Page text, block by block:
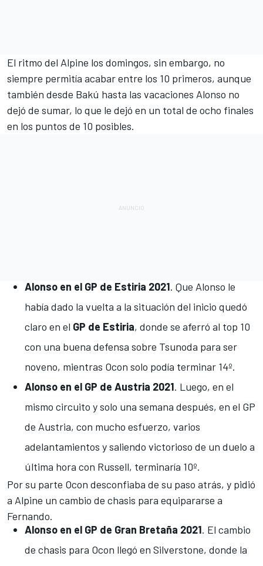
El ritmo del Alpine los domingos, sin embargo, no
siempre permitía acabar entre los 10 primeros, aunque
también desde Bakú hasta las vacaciones Alonso no
dejó de sumar, lo que le dejó en un total de ocho finales
en los puntos de 10 posibles.
Alonso en el GP de Estiria 2021. Que Alonso le
había dado la vuelta a la situación del inicio quedó
claro en el GP de Estiria, donde se aferró al top 10
con una buena defensa sobre Tsunoda para ser
noveno, mientras Ocon solo podía terminar 14º.
Alonso en el GP de Austria 2021. Luego, en el
mismo circuito y solo una semana después, en el GP
de Austria, con mucho esfuerzo, varios
adelantamientos y saliendo victorioso de un duelo a
última hora con Russell, terminaría 10º.
Por su parte Ocon desconfiaba de su paso atrás, y pidió
a Alpine un cambio de chasis para equipararse a
Fernando.
Alonso en el GP de Gran Bretaña 2021. El cambio
de chasis para Ocon llegó en Silverstone, donde la